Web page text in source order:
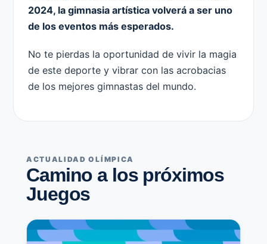
2024, la gimnasia artística volverá a ser uno
de los eventos más esperados.
No te pierdas la oportunidad de vivir la magia
de este deporte y vibrar con las acrobacias
de los mejores gimnastas del mundo.
ACTUALIDAD OLÍMPICA
Camino a los próximos
Juegos